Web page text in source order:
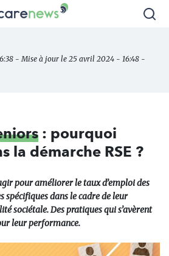
- Mise à jour le 25 avril 2024 - 16:48 -
: pourquoi
la démarche RSE ?
pour améliorer le taux d’emploi des
spécifiques dans le cadre de leur
sociétale. Des pratiques qui s’avèrent
leur performance.